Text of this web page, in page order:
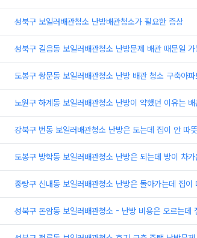
성북구 보일러배관청소 난방배관청소가 필요한 증상
성북구 길음동 보일러배관청소 난방문제 배관 때문일
도봉구 쌍문동 보일러배관청소 난방 배관 청소 구축아파
노원구 하계동 보일러배관청소 난방이 약했던 이유는 배
강북구 번동 보일러배관청소 난방은 도는데 집이 안 따
도봉구 방학동 보일러배관청소 난방은 되는데 방이 차
중랑구 신내동 보일러배관청소 난방은 돌아가는데 집이
성북구 돈암동 보일러배관청소 - 난방 비용은 오르는데